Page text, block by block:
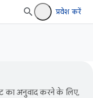
प्रवेश करें
का अनुवाद करने के लिए,